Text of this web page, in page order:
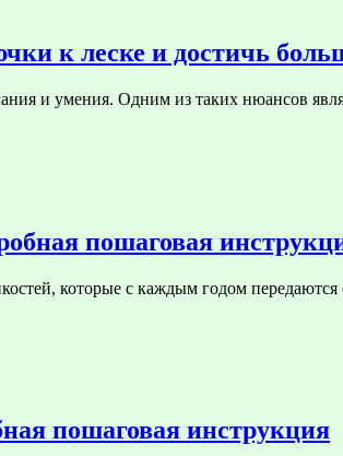
к леске и достичь
и умения. Одним из таких нюансов
пошаговая
которые с каждым годом
пошаговая инструкция